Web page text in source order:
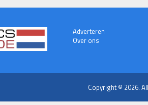
Adverteren
Over ons
Copyright © 2026.